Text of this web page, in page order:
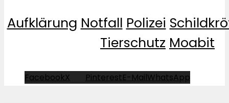
Aufklärung Notfall Polizei
Tierschutz Moabit
FacebookX PinterestE-MailWhatsApp